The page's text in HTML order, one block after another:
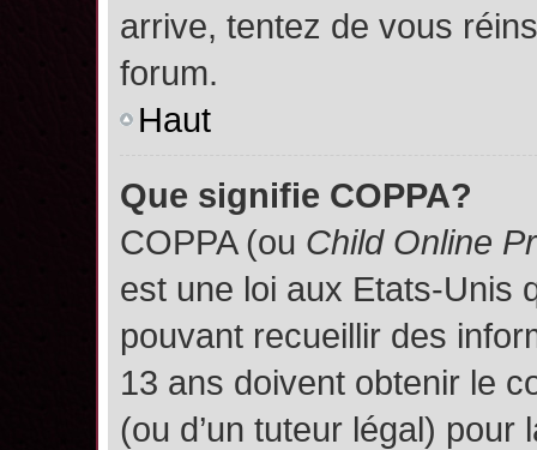
arrive, tentez de vous
forum.
Haut
Que signifie COPPA?
COPPA (ou Child Online
est une loi aux Etats-Unis
pouvant recueillir des
13 ans doivent obtenir le
(ou d’un tuteur légal)